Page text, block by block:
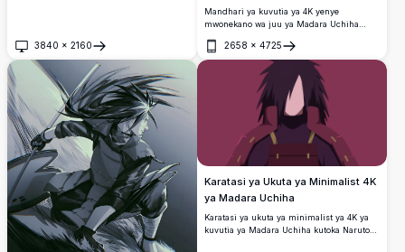
3840 × 2160
Fungua
Mandhari ya kuvutia ya 4K yenye
mwonekano wa juu ya Madara Uchiha
yaliyopasuka, yakitazamwa kutoka juu.
2658 × 4725
Fungua
Karatasi ya Ukuta ya Minimalist 4K
ya Madara Uchiha
Karatasi ya ukuta ya minimalist ya 4K ya
kuvutia ya Madara Uchiha kutoka Naruto